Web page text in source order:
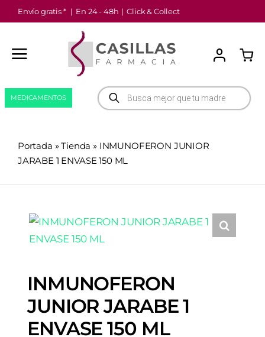
Saltar
al
Envío gratis * | En 24 - 48h | Click & Collect
Búsqueda
de
productos
MEDICAMENTOS
Portada »Tienda » INMUNOFERON JUNIOR
JARABE 1 ENVASE 150 ML
INMUNOFERON
JUNIOR JARABE 1
ENVASE 150 ML